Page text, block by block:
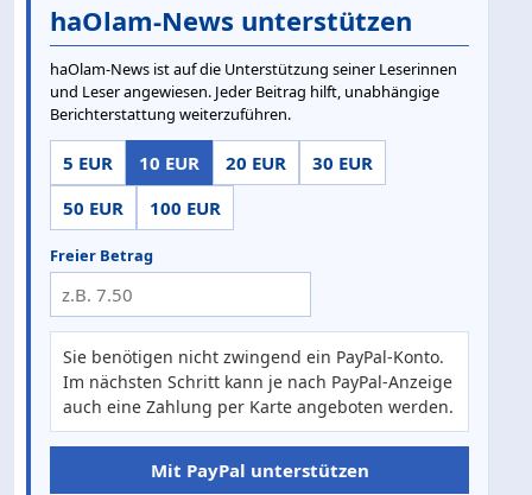
haOlam-News unterstützen
haOlam-News ist auf die Unterstützung seiner Leserinnen
und Leser angewiesen. Jeder Beitrag hilft, unabhängige
Berichterstattung weiterzuführen.
5 EUR 10 EUR 20 EUR
30 EUR
50 EUR
100 EUR
Freier Betrag
Sie benötigen nicht zwingend ein PayPal-Konto.
Im nächsten Schritt kann je nach PayPal-Anzeige
auch eine Zahlung per Karte angeboten werden.
Mit PayPal unterstützen